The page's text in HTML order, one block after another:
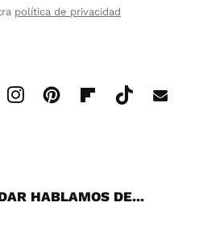
política de privacidad
HABLAMOS DE...